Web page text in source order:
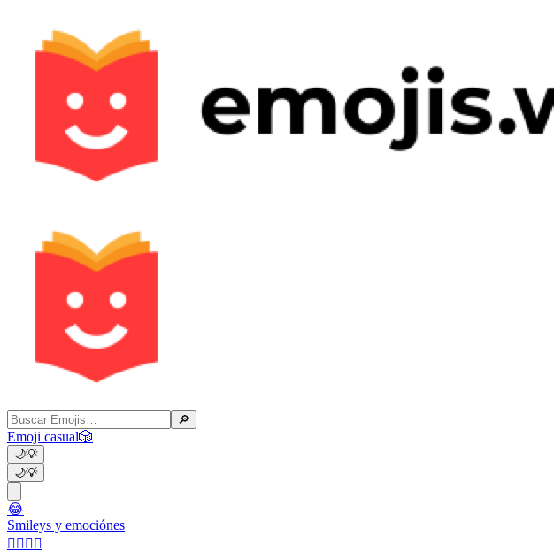
🔎
Emoji casual🎲
🌙💡
🌙💡
😂
Smileys y emociónes
👩‍❤️‍💋‍👨